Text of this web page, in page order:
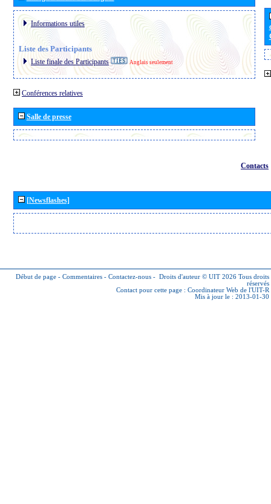
Informations utiles
Liste des Participants
Liste finale des Participants Anglais seulement
Conférences relatives
Salle de presse
Contacts
[Newsflashes]
Début de page - Commentaires - Contactez-nous - Droits d'auteur © UIT 2026 Tous droits
réservés
Contact pour cette page : Coordinateur Web de l'UIT-R
Mis à jour le : 2013-01-30